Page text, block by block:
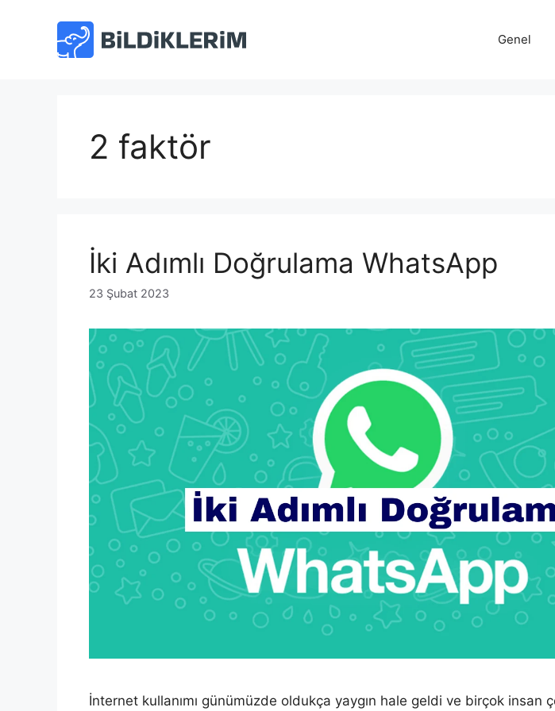
Genel
2 faktör
İki Adımlı Doğrulama WhatsApp
23 Şubat 2023
İnternet kullanımı günümüzde oldukça yaygın hale geldi ve birçok insan